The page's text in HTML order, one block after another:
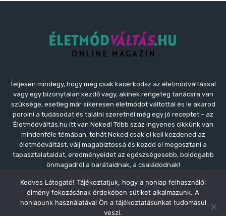
Teljesen mindegy, hogy még csak kacérkodsz az életmódváltással
vagy egy bizonytalan kezdő vagy, akinek rengeteg tanácsra van
szüksége, esetleg már sikeresen életmódot váltottál és le akarod
porolni a tudásodat és találni szeretnél még egy jó receptet – az
Életmódváltás.hu itt van Neked! Több száz ingyenes cikkünk van
mindenféle témában, tehát Neked csak el kell kezdened az
életmódváltást, válj magabiztossá és kezdd el megosztani a
tapasztalataidat, eredményeidet az egészségesebb, boldogabb
önmagadról a barátaidnak, a családodnak!
Kapcsolat:kapcsolat@eletmodvaltas.hu
Kedves Látogató! Tájékoztatjuk, hogy a honlap felhasználói
élmény fokozásának érdekében sütiket alkalmazunk. A
honlapunk használatával Ön a tájékoztatásunkat tudomásul
veszi.